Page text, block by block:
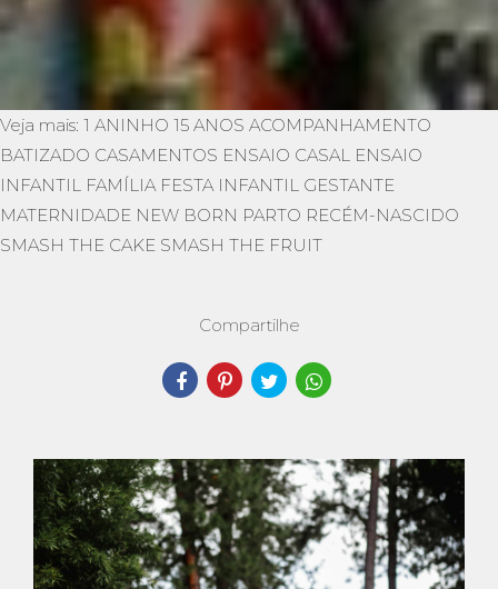
Veja mais: 1 ANINHO 15 ANOS ACOMPANHAMENTO
BATIZADO CASAMENTOS ENSAIO CASAL ENSAIO
INFANTIL FAMÍLIA FESTA INFANTIL GESTANTE
MATERNIDADE NEW BORN PARTO RECÉM-NASCIDO
SMASH THE CAKE SMASH THE FRUIT
Compartilhe